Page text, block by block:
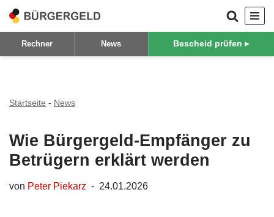
Zum
Inhalt
Rechner News Bescheid prüfen ▸
Startseite - News
Wie Bürgergeld-Empfänger zu
Betrügern erklärt werden
von Peter Piekarz 24.01.2026